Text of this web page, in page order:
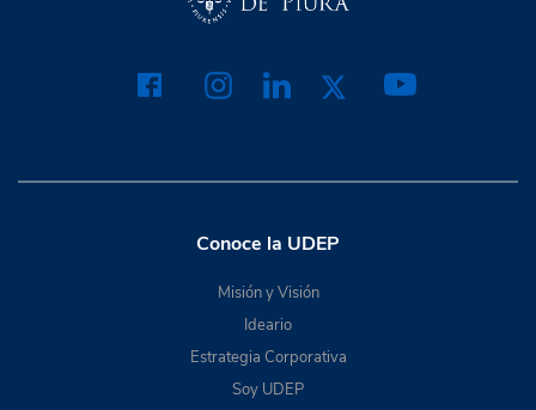
Conoce la UDEP
Misión y Visión
Ideario
Estrategia Corporativa
Soy UDEP